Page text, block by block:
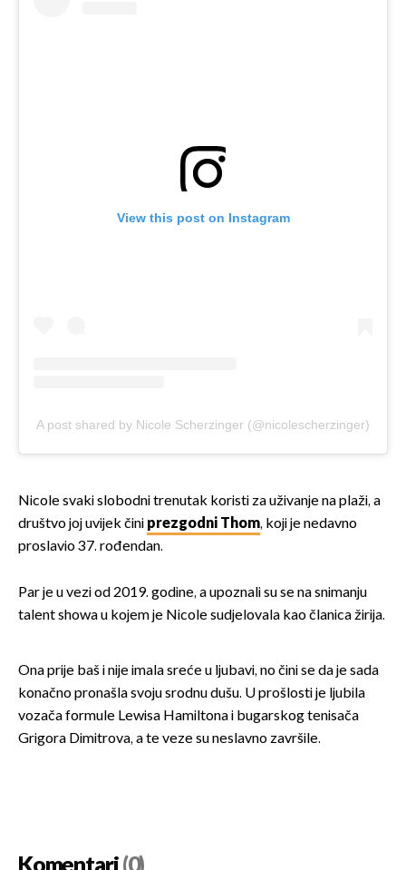
View this post on Instagram
A post shared by Nicole Scherzinger (@nicolescherzinger)
Nicole svaki slobodni trenutak koristi za uživanje na plaži, a
društvo joj uvijek čini prezgodni Thom, koji je nedavno
proslavio 37. rođendan.
Par je u vezi od 2019. godine, a upoznali su se na snimanju
talent showa u kojem je Nicole sudjelovala kao članica žirija.
Ona prije baš i nije imala sreće u ljubavi, no čini se da je sada
konačno pronašla svoju srodnu dušu. U prošlosti je ljubila
vozača formule Lewisa Hamiltona i bugarskog tenisača
Grigora Dimitrova, a te veze su neslavno završile.